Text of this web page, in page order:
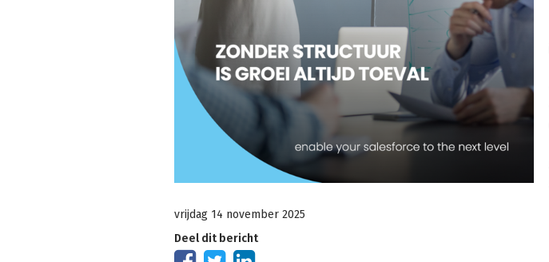
vrijdag 14 november 2025
Deel dit bericht